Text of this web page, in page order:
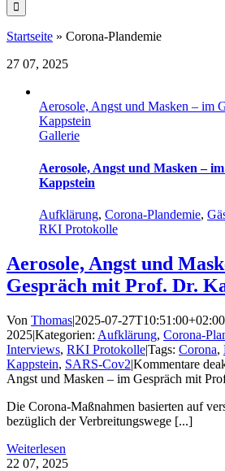
Startseite » Corona-Plandemie
27 07, 2025
Aerosole, Angst und Masken – im
Kappstein
Gallerie
Aerosole, Angst und Masken –
Kappstein
Aufklärung, Corona-Plandemie,
RKI Protokolle
Aerosole, Angst und
Gespräch mit Prof. Dr.
Von Thomas|2025-07-27T10:51:00+02:00
2025|Kategorien: Aufklärung, Corona-
Interviews, RKI Protokolle|Tags: Corona,
Kappstein, SARS-Cov2|Kommentare
Angst und Masken – im Gespräch mit
Die Corona-Maßnahmen basierten auf
bezüglich der Verbreitungswege [...]
Weiterlesen
22 07, 2025